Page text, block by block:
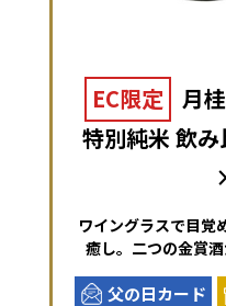
EC限定
月
特別純米 飲
ワイングラスで目覚
癒し。二つの金賞酒
父の日カード